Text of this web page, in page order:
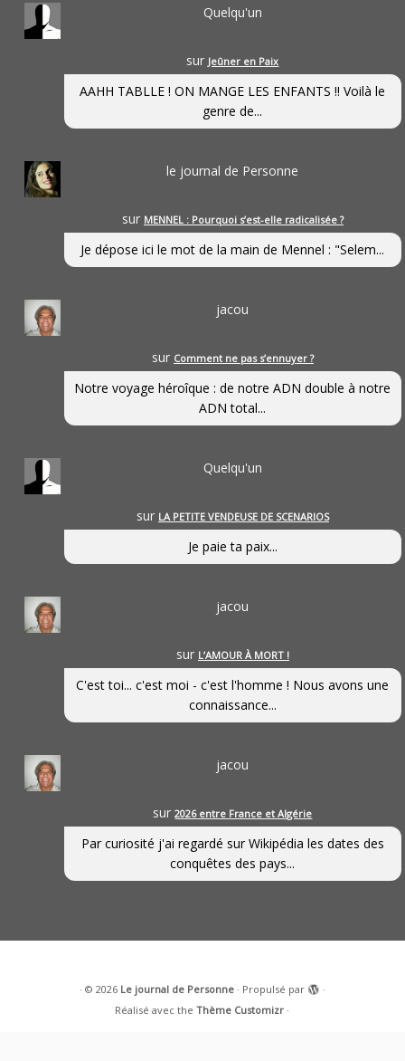
Quelqu'un
sur Jeûner en Paix
AAHH TABLLE ! ON MANGE LES ENFANTS !! Voilà le
genre de...
le journal de Personne
sur MENNEL : Pourquoi s’est-elle radicalisée ?
Je dépose ici le mot de la main de Mennel : "Selem...
jacou
sur Comment ne pas s’ennuyer ?
Notre voyage héroîque : de notre ADN double à notre
ADN total...
Quelqu'un
sur LA PETITE VENDEUSE DE SCENARIOS
Je paie ta paix...
jacou
sur L’AMOUR À MORT !
C'est toi... c'est moi - c'est l'homme ! Nous avons une
connaissance...
jacou
sur2026 entre France et Algérie
Par curiosité j'ai regardé sur Wikipédia les dates des
conquêtes des pays...
· © 2026 Le journal de Personne· Propulsé par
·
Réalisé avec theThème Customizr ·